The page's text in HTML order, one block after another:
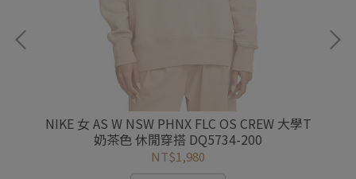
NIKE 女 AS W NSW PHNX FLC OS CREW 大學T
奶茶色 休閒穿搭 DQ5734-200
NT$1,980